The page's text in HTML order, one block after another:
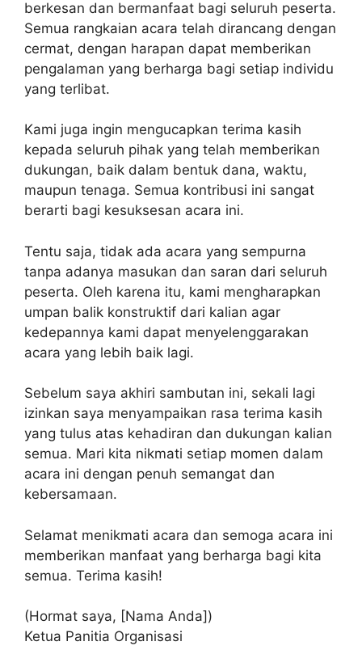
berkesan dan bermanfaat bagi seluruh peserta.
Semua rangkaian acara telah dirancang dengan
cermat, dengan harapan dapat memberikan
pengalaman yang berharga bagi setiap individu
yang terlibat.
Kami juga ingin mengucapkan terima kasih
kepada seluruh pihak yang telah memberikan
dukungan, baik dalam bentuk dana, waktu,
maupun tenaga. Semua kontribusi ini sangat
berarti bagi kesuksesan acara ini.
Tentu saja, tidak ada acara yang sempurna
tanpa adanya masukan dan saran dari seluruh
peserta. Oleh karena itu, kami mengharapkan
umpan balik konstruktif dari kalian agar
kedepannya kami dapat menyelenggarakan
acara yang lebih baik lagi.
Sebelum saya akhiri sambutan ini, sekali lagi
izinkan saya menyampaikan rasa terima kasih
yang tulus atas kehadiran dan dukungan kalian
semua. Mari kita nikmati setiap momen dalam
acara ini dengan penuh semangat dan
kebersamaan.
Selamat menikmati acara dan semoga acara ini
memberikan manfaat yang berharga bagi kita
semua. Terima kasih!
(Hormat saya, [Nama Anda])
Ketua Panitia Organisasi